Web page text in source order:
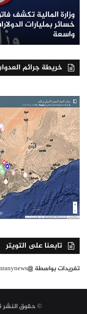
خسائر بمليارات
واسعة
خريطة جرائم
تابعنا على التويتر
تغريدات بواسطة @amranynews
© حقوق النشر 2026، جميع الحقوق محفوظة |